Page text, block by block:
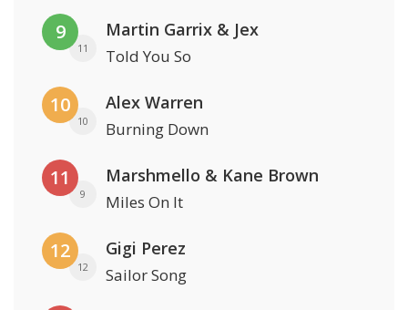
9
11
Martin Garrix & Jex
Told You So
10
10
Alex Warren
Burning Down
11
9
Marshmello & Kane Brown
Miles On It
12
12
Gigi Perez
Sailor Song